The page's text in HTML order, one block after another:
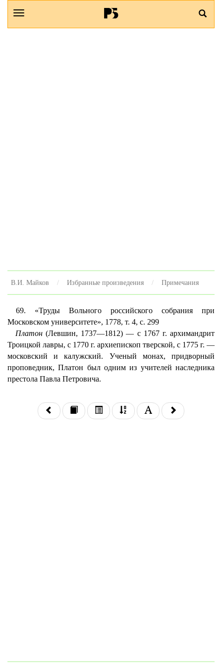
В.И. Майков Избранные произведения Примечания
69. «Труды Вольного российского собрания при
Московском университете», 1778, т. 4, с. 299
Платон(Левшин, 1737—1812) — с 1767 г. архимандрит
Троицкой лавры, с 1770 г. архиепископ тверской, с 1775 г. —
московский и калужский. Ученый монах, придворный
проповедник, Платон был одним из учителей наследника
престола Павла Петровича.